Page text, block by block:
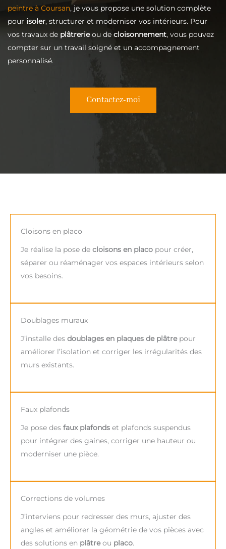
peintre à Coursan, je vous propose une solution complète
pour isoler, structurer et moderniser vos intérieurs. Pour
vos travaux de plâtrerieou de cloisonnement, vous pouvez
compter sur un travail soigné et un accompagnement
personnalisé.
Contactez-moi
Cloisons en placo
Je réalise la pose de cloisons en placo pour créer,
séparer ou réaménager vos espaces intérieurs selon
vos besoins.
Doublages muraux
J’installe des doublages en plaques de plâtrepour
améliorer l’isolation et corriger les irrégularités des
murs existants.
Faux plafonds
Je pose des faux plafonds et plafonds suspendus
pour intégrer des gaines, corriger une hauteur ou
moderniser une pièce.
Corrections de volumes
J’interviens pour redresser des murs, ajuster des
angles et améliorer la géométrie de vos pièces avec
des solutions en plâtreou placo.